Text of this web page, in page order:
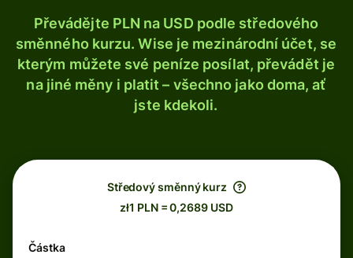
Převádějte PLN na USD podle středového
směnného kurzu. Wise je mezinárodní účet, se
kterým můžete své peníze posílat, převádět je
na jiné měny i platit – všechno jako doma, ať
jste kdekoli.
Středový směnný kurz
zł1 PLN = 0,2689 USD
Částka